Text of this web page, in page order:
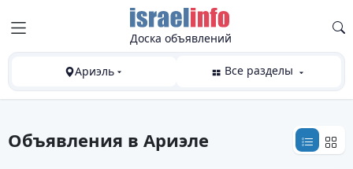
Доска объявлений
Ариэль Все разделы
Объявления в Ариэле